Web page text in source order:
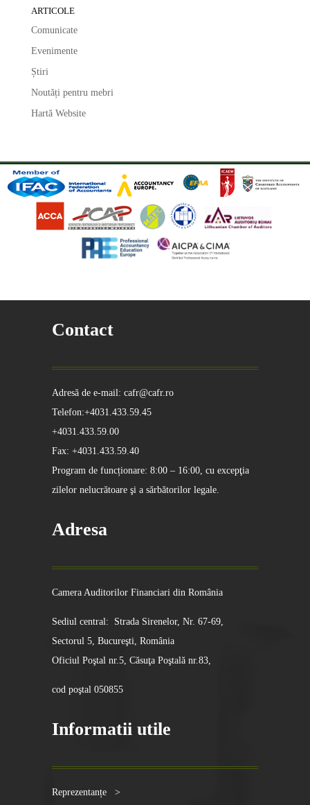
ARTICOLE
Comunicate
Evenimente
Știri
Noutăți pentru mebri
Hartă Website
Contact
Adresă de e-mail: cafr@cafr.ro
Telefon:+4031.433.59.45
+4031.433.59.00
Fax: +4031.433.59.40
Program de funcționare: 8:00 – 16:00, cu excepţia
zilelor nelucrătoare şi a sărbătorilor legale.
Adresa
Camera Auditorilor Financiari din România
Sediul central: Strada Sirenelor, Nr. 67-69,
Sectorul 5, Bucureşti, România
Oficiul Poştal nr.5, Căsuţa Poştală nr.83,
cod poştal 050855
Informatii utile
Reprezentanțe >